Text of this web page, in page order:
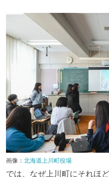
画像： 北海道上川町役場
では、なぜ上川町にそれほ